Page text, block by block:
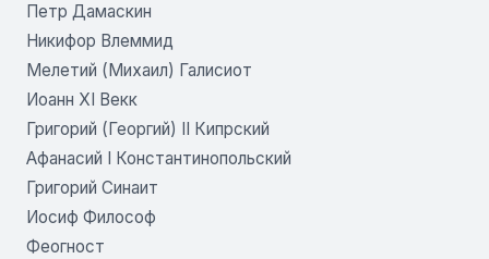
Петр Дамаскин
Никифор Влеммид
Мелетий (Михаил) Галисиот
Иоанн XI Векк
Григорий (Георгий) II Кипрский
Афанасий I Константинопольский
Григорий Синаит
Иосиф Философ
Феогност